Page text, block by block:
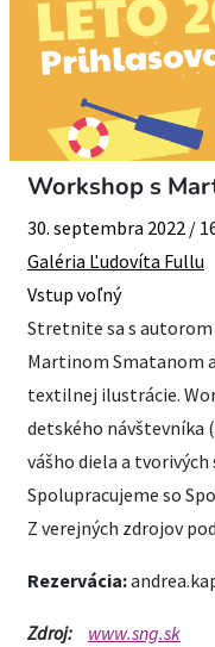
Workshop s
30. septembra 2022 /
Galéria Ľudovíta Fullu
Vstup voľný
Stretnite sa s autorom
Martinom Smatanom
textilnej ilustrácie.
detského návštevníka
vášho diela a
Spolupracujeme so
Z verejných zdrojov
Rezervácia:
Zdroj: www.sng.sk